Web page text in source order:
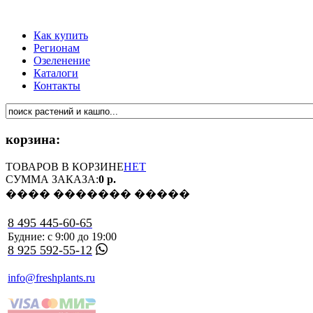
Как купить
Регионам
Озеленение
Каталоги
Контакты
корзина:
ТОВАРОВ В КОРЗИНЕНЕТ
СУММА ЗАКАЗА:0 р.
���� ������� �����
8 495 445-60-65
Будние: с 9:00 до 19:00
8 925 592-55-12
info@freshplants.ru